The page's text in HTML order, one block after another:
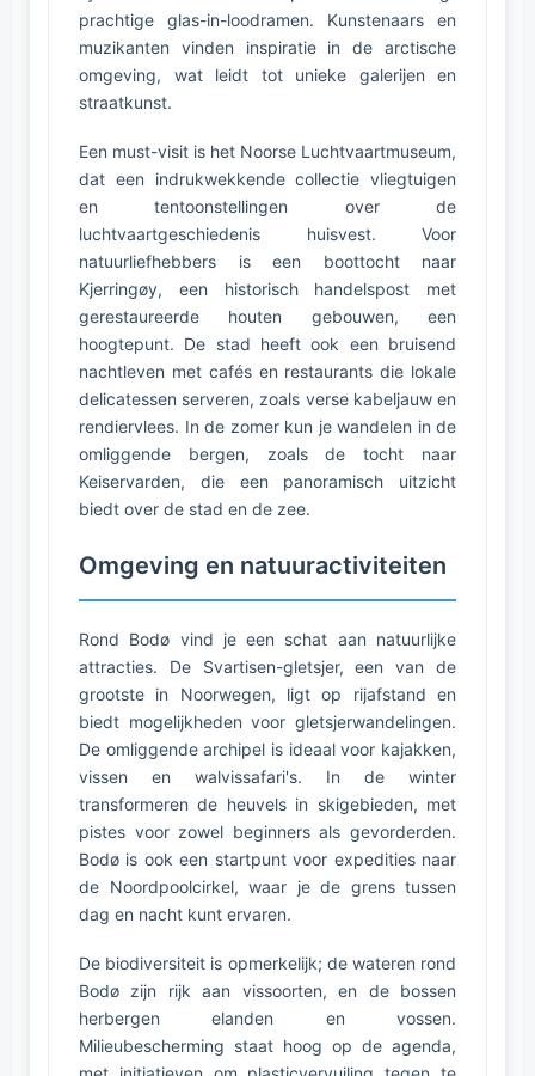
prachtige glas-in-loodramen. Kunstenaars en
muzikanten vinden inspiratie in de arctische
omgeving, wat leidt tot unieke galerijen en
straatkunst.
Een must-visit is het Noorse Luchtvaartmuseum,
dat een indrukwekkende collectie vliegtuigen
en tentoonstellingen over de
luchtvaartgeschiedenis huisvest. Voor
natuurliefhebbers is een boottocht naar
Kjerringøy, een historisch handelspost met
gerestaureerde houten gebouwen, een
hoogtepunt. De stad heeft ook een bruisend
nachtleven met cafés en restaurants die lokale
delicatessen serveren, zoals verse kabeljauw en
rendiervlees. In de zomer kun je wandelen in de
omliggende bergen, zoals de tocht naar
Keiservarden, die een panoramisch uitzicht
biedt over de stad en de zee.
Omgeving en natuuractiviteiten
Rond Bodø vind je een schat aan natuurlijke
attracties. De Svartisen-gletsjer, een van de
grootste in Noorwegen, ligt op rijafstand en
biedt mogelijkheden voor gletsjerwandelingen.
De omliggende archipel is ideaal voor kajakken,
vissen en walvissafari's. In de winter
transformeren de heuvels in skigebieden, met
pistes voor zowel beginners als gevorderden.
Bodø is ook een startpunt voor expedities naar
de Noordpoolcirkel, waar je de grens tussen
dag en nacht kunt ervaren.
De biodiversiteit is opmerkelijk; de wateren rond
Bodø zijn rijk aan vissoorten, en de bossen
herbergen elanden en vossen.
Milieubescherming staat hoog op de agenda,